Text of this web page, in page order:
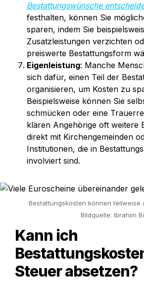
Bestattungswünsche
festhalten, können Sie
sparen, indem Sie
Zusatzleistungen verzichten
preiswerte Bestattungsform
Eigenleistung: Manche
sich dafür, einen Teil der
organisieren, um Kosten zu
Beispielsweise können Sie
schmücken oder eine
klären Angehörige oft weitere
direkt mit Kirchengemeinden
Institutionen, die in
involviert sind.
Bestattungskosten können teilweise
Bildquelle: Ibrahim
Steuer absetzen?